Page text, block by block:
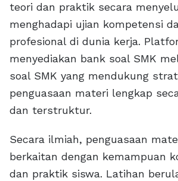
teori dan praktik secara
menghadapi ujian kompetensi
profesional di dunia kerja.
menyediakan bank soal SMK
soal SMK yang mendukung
penguasaan materi lengkap
dan terstruktur.
Secara ilmiah, penguasaan
berkaitan dengan kemampuan
dan praktik siswa. Latihan